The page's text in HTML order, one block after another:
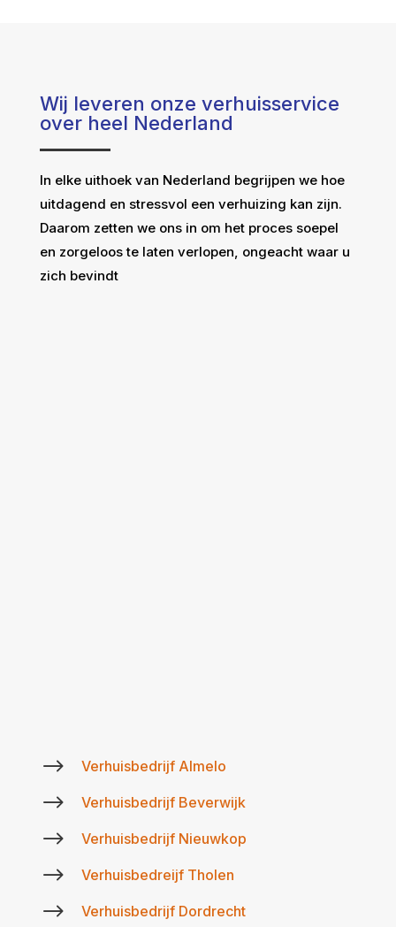
Wij leveren onze verhuisservice
over heel Nederland
In elke uithoek van Nederland begrijpen we hoe
uitdagend en stressvol een verhuizing kan zijn.
Daarom zetten we ons in om het proces soepel
en zorgeloos te laten verlopen, ongeacht waar u
zich bevindt
$ Verhuisbedrijf Almelo
$ Verhuisbedrijf Beverwijk
$ Verhuisbedrijf Nieuwkop
$ Verhuisbedreijf Tholen
$ Verhuisbedrijf Dordrecht